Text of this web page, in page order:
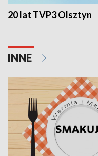
20 lat TVP3 Olsztyn
INNE